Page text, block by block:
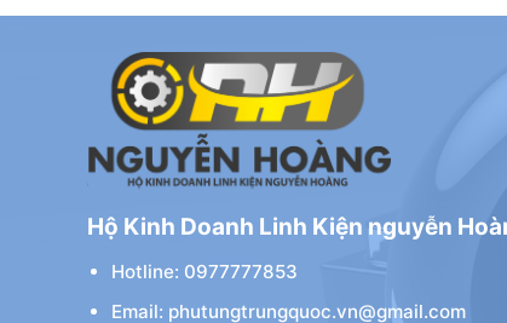
Hộ Kinh Doanh Linh Kiện nguyễn
Hotline: 0977777853
Email: phutungtrungquoc.vn@gmail.com